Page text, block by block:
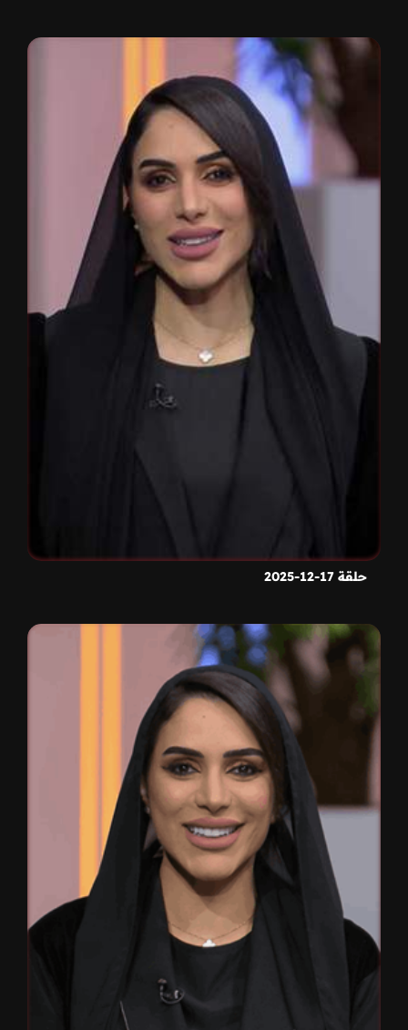
حلقة 17-12-2025